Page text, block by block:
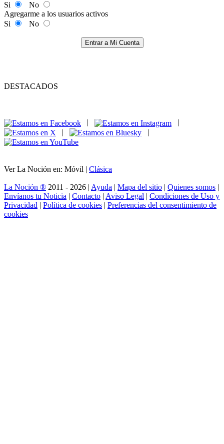
Si
No
Agregarme a los usuarios activos
Si
No
Entrar a Mi Cuenta
DESTACADOS
|
|
Ver La Noción en: Móvil | Clásica
La Noción ® 2011 - 2026 | Ayuda | Mapa del sitio | Quienes somos |
Envíanos tu Noticia | Contacto | Aviso Legal | Condiciones de Uso y
Privacidad | Política de cookies | Preferencias del consentimiento de
cookies